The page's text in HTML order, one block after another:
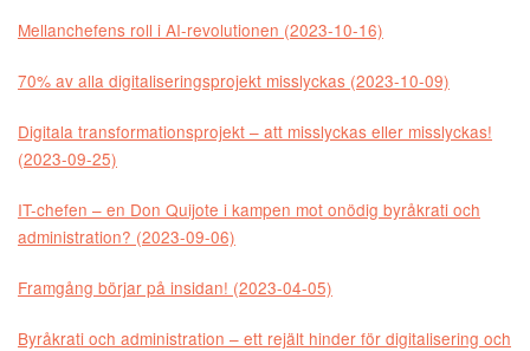
Mellanchefens roll i AI-revolutionen (2023-10-16)
70% av alla digitaliseringsprojekt misslyckas (2023-10-09)
Digitala transformationsprojekt – att misslyckas eller misslyckas!
(2023-09-25)
IT-chefen – en Don Quijote i kampen mot onödig byråkrati och
administration? (2023-09-06)
Framgång börjar på insidan! (2023-04-05)
Byråkrati och administration – ett rejält hinder för digitalisering och